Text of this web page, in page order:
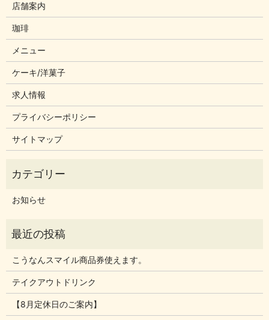
店舗案内
珈琲
メニュー
ケーキ/洋菓子
求人情報
プライバシーポリシー
サイトマップ
お知らせ
こうなんスマイル商品券使えます。
テイクアウトドリンク
【8月定休日のご案内】